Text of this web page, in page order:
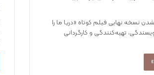
نسخه نهایی فیلم کوتاه «دریا ما را
تهیه‌کنندگی و کارگردانی